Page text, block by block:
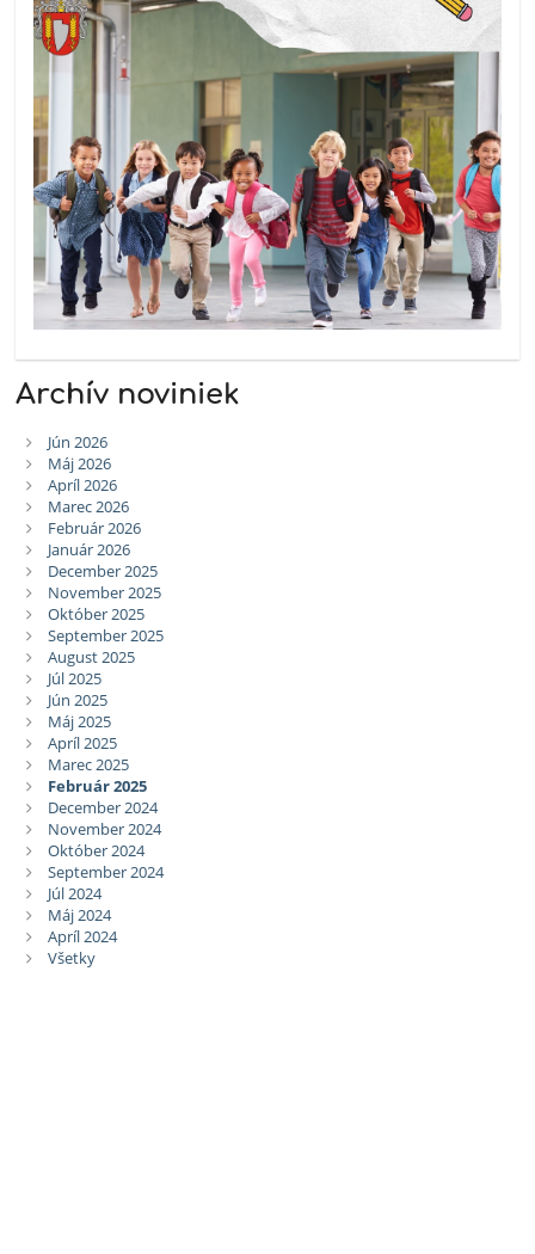
Archív noviniek
Jún 2026
Máj 2026
Apríl 2026
Marec 2026
Február 2026
Január 2026
December 2025
November 2025
Október 2025
September 2025
August 2025
Júl 2025
Jún 2025
Máj 2025
Apríl 2025
Marec 2025
Február 2025
December 2024
November 2024
Október 2024
September 2024
Júl 2024
Máj 2024
Apríl 2024
Všetky